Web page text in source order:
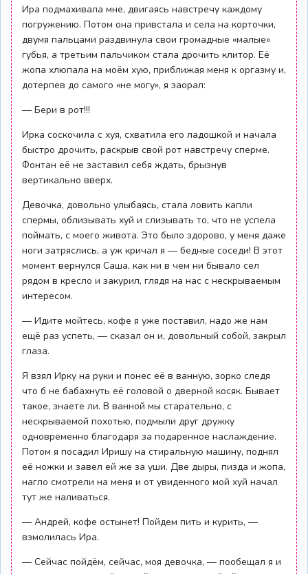
Ира подмахивала мне, двигаясь навстречу каждому
погружению. Потом она привстала и села на корточки,
двумя пальцами раздвинула свои громадные «малые»
губья, а третьим пальчиком стала дрочить клитор. Её
жопа хлюпала на моём хую, приближая меня к оргазму и,
дотерпев до самого «не могу», я заорал:
— Бери в рот!!!
Ирка соскочила с хуя, схватила его ладошкой и начала
быстро дрочить, раскрыв свой рот навстречу сперме.
Фонтан её не заставил себя ждать, брызнув
вертикально вверх.
Девочка, довольно улыбаясь, стала ловить капли
спермы, облизывать хуй и слизывать то, что не успела
поймать, с моего живота. Это было здорово, у меня даже
ноги затряслись, а уж кричал я — бедные соседи! В этот
момент вернулся Саша, как ни в чем ни бывало сел
рядом в кресло и закурил, глядя на нас с нескрываемым
интересом.
— Идите мойтесь, кофе я уже поставил, надо же нам
ещё раз успеть, — сказал он и, довольный собой, закрыл
глаза.
Я взял Ирку на руки и понес её в ванную, зорко следя
что б не бабахнуть её головой о дверной косяк. Бывает
такое, знаете ли. В ванной мы старательно, с
нескрываемой похотью, подмыли друг дружку
одновременно благодаря за подаренное наслаждение.
Потом я посадил Иришу на стиральную машину, поднял
её ножки и завел ей же за уши. Две дыры, пизда и жопа,
нагло смотрели на меня и от увиденного мой хуй начал
тут же наливаться.
— Андрей, кофе остынет! Пойдем пить и курить, —
взмолилась Ира.
— Сейчас пойдём, сейчас, моя девочка, — пообещал я и